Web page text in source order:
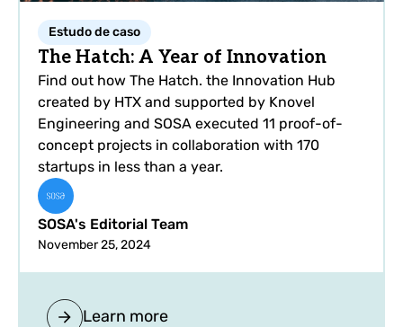
Estudo de caso
The Hatch: A Year of Innovation
Find out how The Hatch. the Innovation Hub
created by HTX and supported by Knovel
Engineering and SOSA executed 11 proof-of-
concept projects in collaboration with 170
startups in less than a year.
SOSA's Editorial Team
November 25, 2024
Learn more